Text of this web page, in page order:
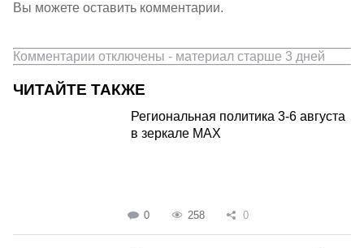
Вы можете оставить комментарии.
Комментарии отключены - материал старше 3 дней
ЧИТАЙТЕ ТАКЖЕ
Региональная политика 3-6 августа
в зеркале MAX
0 258 0